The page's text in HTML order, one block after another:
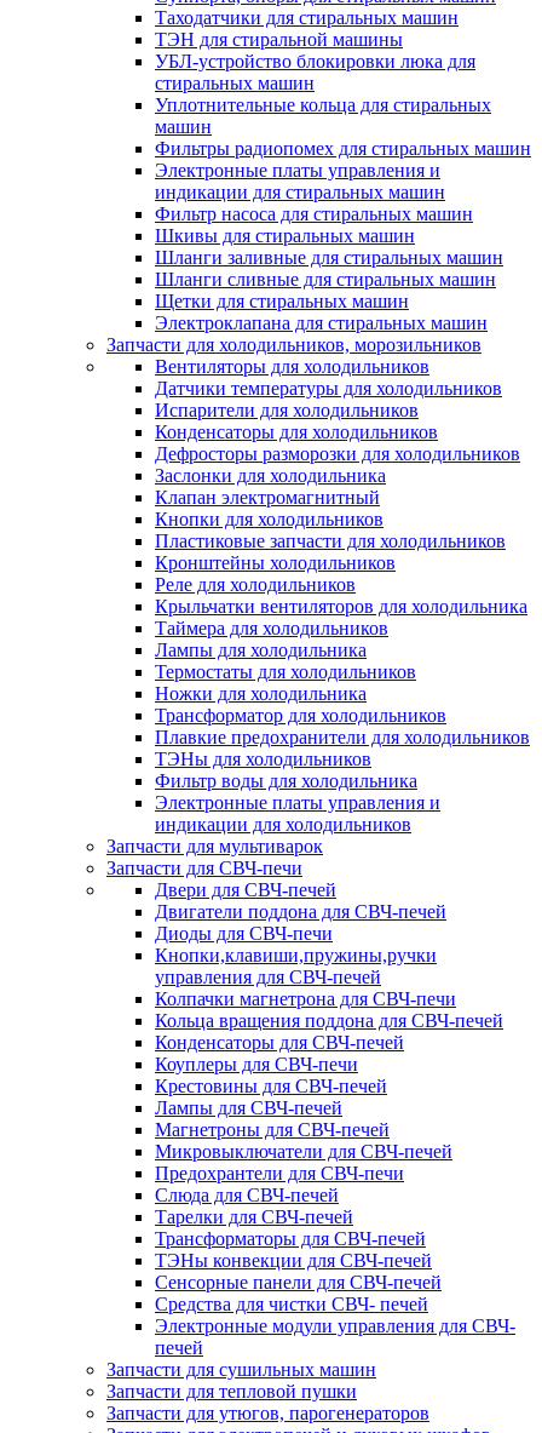
Таходатчики для стиральных машин
ТЭН для стиральной машины
УБЛ-устройство блокировки люка для
стиральных машин
Уплотнительные кольца для стиральных
машин
Фильтры радиопомех для стиральных машин
Электронные платы управления и
индикации для стиральных машин
Фильтр насоса для стиральных машин
Шкивы для стиральных машин
Шланги заливные для стиральных машин
Шланги сливные для стиральных машин
Щетки для стиральных машин
Электроклапана для стиральных машин
Запчасти для холодильников, морозильников
Вентиляторы для холодильников
Датчики температуры для холодильников
Испарители для холодильников
Конденсаторы для холодильников
Дефросторы разморозки для холодильников
Заслонки для холодильника
Клапан электромагнитный
Кнопки для холодильников
Пластиковые запчасти для холодильников
Кронштейны холодильников
Реле для холодильников
Крыльчатки вентиляторов для холодильника
Таймера для холодильников
Лампы для холодильника
Термостаты для холодильников
Ножки для холодильника
Трансформатор для холодильников
Плавкие предохранители для холодильников
ТЭНы для холодильников
Фильтр воды для холодильника
Электронные платы управления и
индикации для холодильников
Запчасти для мультиварок
Запчасти для СВЧ-печи
Двери для СВЧ-печей
Двигатели поддона для СВЧ-печей
Диоды для СВЧ-печи
Кнопки,клавиши,пружины,ручки
управления для СВЧ-печей
Колпачки магнетрона для СВЧ-печи
Кольца вращения поддона для СВЧ-печей
Конденсаторы для СВЧ-печей
Коуплеры для СВЧ-печи
Крестовины для СВЧ-печей
Лампы для СВЧ-печей
Магнетроны для СВЧ-печей
Микровыключатели для СВЧ-печей
Предохрантели для СВЧ-печи
Слюда для СВЧ-печей
Тарелки для СВЧ-печей
Трансформаторы для СВЧ-печей
ТЭНы конвекции для СВЧ-печей
Сенсорные панели для СВЧ-печей
Средства для чистки СВЧ- печей
Электронные модули управления для СВЧ-
печей
Запчасти для сушильных машин
Запчасти для тепловой пушки
Запчасти для утюгов, парогенераторов